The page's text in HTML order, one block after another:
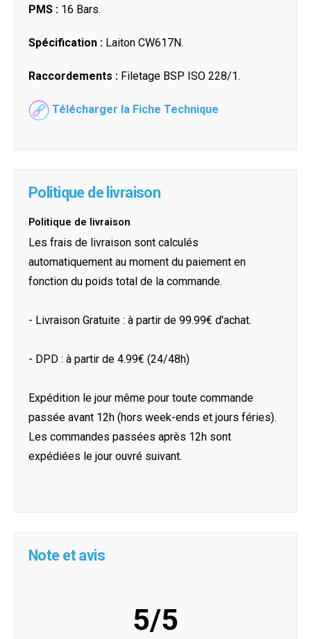
PMS : 16 Bars.
Spécification : Laiton CW617N.
Raccordements : Filetage BSP ISO 228/1.
Télécharger la Fiche Technique
Politique de livraison
Politique de livraison
Les frais de livraison sont calculés
automatiquement au moment du paiement en
fonction du poids total de la commande.
- Livraison Gratuite : à partir de 99.99€ d'achat.
- DPD : à partir de 4.99€ (24/48h)
Expédition le jour même pour toute commande
passée avant 12h (hors week-ends et jours féries).
Les commandes passées après 12h sont
expédiées le jour ouvré suivant.
Note et avis
5/5